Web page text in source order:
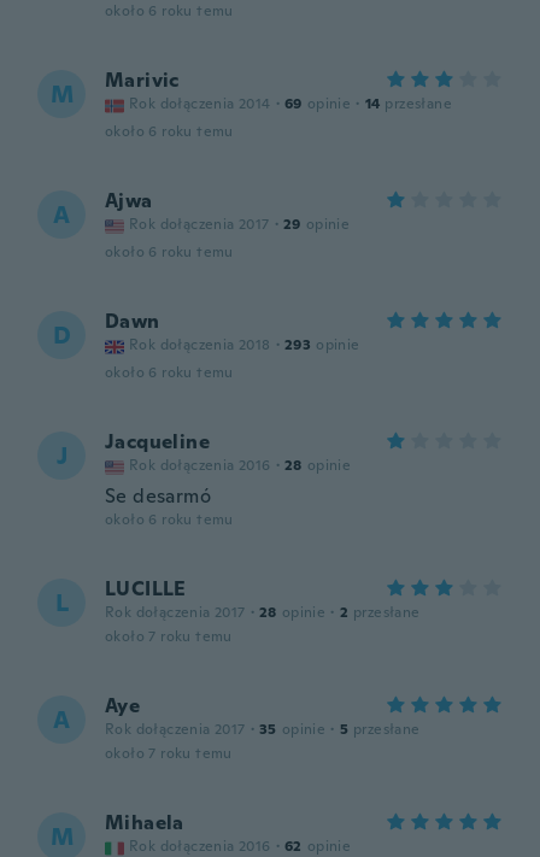
około 6 roku temu
M Marivic
Rok dołączenia 2014 · 69 opinie · 14 przesłane
około 6 roku temu
A Ajwa
Rok dołączenia 2017 · 29 opinie
około 6 roku temu
D Dawn
Rok dołączenia 2018 · 293 opinie
około 6 roku temu
J Jacqueline
Rok dołączenia 2016 · 28 opinie
Se desarmó
około 6 roku temu
L LUCILLE
Rok dołączenia 2017 · 28 opinie · 2 przesłane
około 7 roku temu
A Aye
Rok dołączenia 2017 · 35 opinie · 5 przesłane
około 7 roku temu
M Mihaela
Rok dołączenia 2016 · 62 opinie